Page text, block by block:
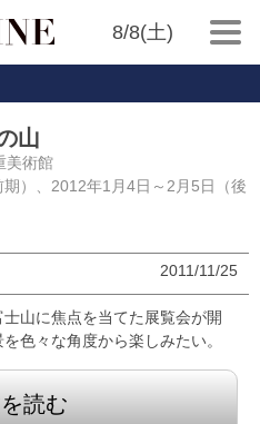
8/8(土)
山
美術館
）、2012年1月4日～2月5日（後
2011/11/25
山に焦点を当てた展覧会が開
色々な角度から楽しみたい。
読む